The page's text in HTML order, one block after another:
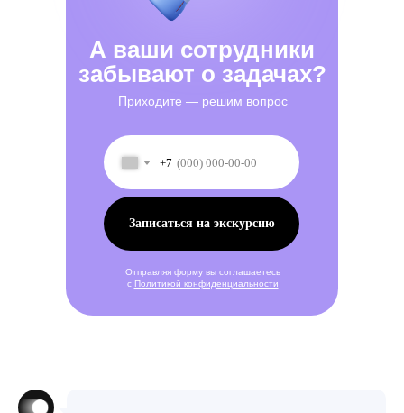
А ваши сотрудники
забывают о задачах?
Приходите — решим вопрос
+7
Записаться на экскурсию
Отправляя форму вы соглашаетесь
с Политикой конфиденциальности